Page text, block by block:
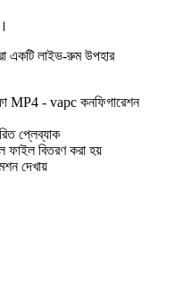
একটি লাইভ-রুম উপহার
MP4 - vapc কনফিগারেশন
প্লেব্যাক
ফাইল বিতরণ করা হয়
দেখায়